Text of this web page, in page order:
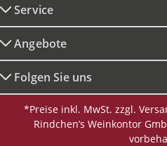
Service
Angebote
Folgen Sie uns
*Preise inkl. MwSt. zzgl.
Rindchen’s Weinkontor